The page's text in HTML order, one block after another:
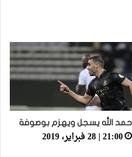
في التداريب قبل
حمد الله يسجل ويهزم بوصوفة
21:00 | 28 فبراير، 2019